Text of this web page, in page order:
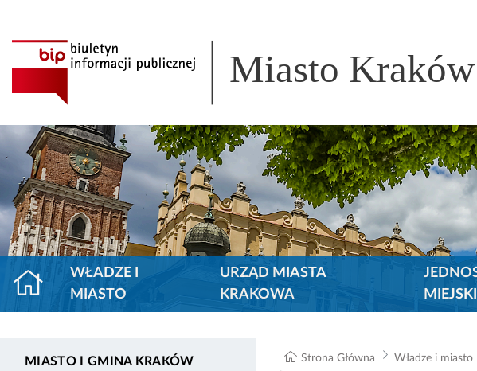
Miasto Kraków
WŁADZE I
MIASTO
URZĄD MIASTA
KRAKOWA
MIASTO I GMINA KRAKÓW Strona Główna Władze i miasto